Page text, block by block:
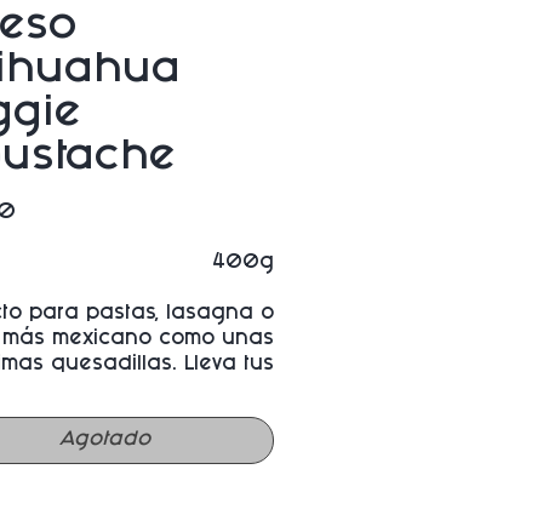
400g
para pastas, lasagna o
mexicano como unas
quesadillas. Lleva tus
sabroso queso vegetal,
cualquier receta que
un toque gourmet.
Agotado